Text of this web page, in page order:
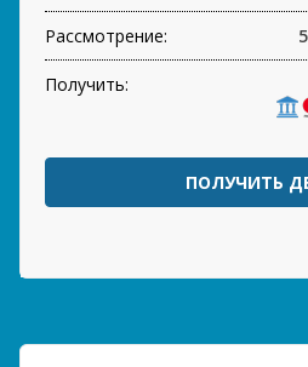
Рассмотрение:
Получить:
ПОЛУЧИТЬ